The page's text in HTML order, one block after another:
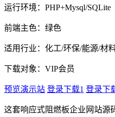
运行环境：PHP+Mysql/SQLite
前端主色：绿色
适用行业：化工/环保/能源/材
下载对象：VIP会员
预览演示站 登录下载1 登录下
这套响应式阻燃板企业网站源